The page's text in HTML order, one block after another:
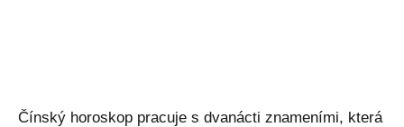
Čínský horoskop pracuje s dvanácti znameními, která